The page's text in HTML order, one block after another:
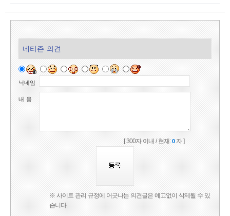
네티즌 의견
닉네임
내 용
[ 300자 이내 / 현재:0자 ]
※ 사이트 관리 규정에 어긋나는 의견글은 예고없이 삭제될 수 있
습니다.